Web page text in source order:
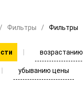
Фильтры Фильтры
убыванию цены